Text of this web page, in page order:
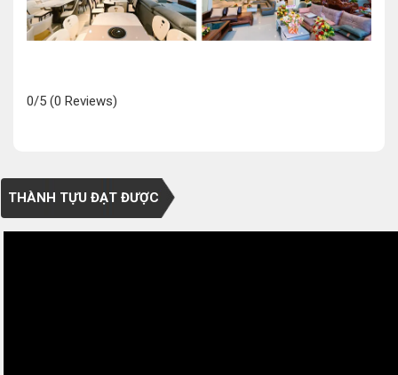
0/5 (0 Reviews)
THÀNH TỰU ĐẠT ĐƯỢC